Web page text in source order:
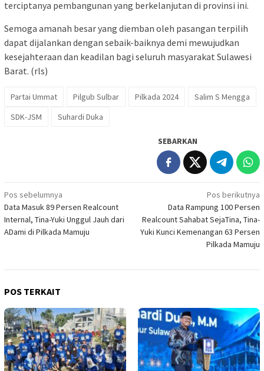
terciptanya pembangunan yang berkelanjutan di provinsi ini.
Semoga amanah besar yang diemban oleh pasangan terpilih
dapat dijalankan dengan sebaik-baiknya demi mewujudkan
kesejahteraan dan keadilan bagi seluruh masyarakat Sulawesi
Barat. (rls)
Partai Ummat Pilgub Sulbar Pilkada 2024
Salim S Mengga
SDK-JSM
Suhardi Duka
SEBARKAN
Navigasi
pos
Pos sebelumnya
Data Masuk 89 Persen Realcount
Internal, Tina-Yuki Unggul Jauh dari
ADami di Pilkada Mamuju
Pos berikutnya
Data Rampung 100 Persen
Realcount Sahabat SejaTina, Tina-
Yuki Kunci Kemenangan 63 Persen
Pilkada Mamuju
POS TERKAIT